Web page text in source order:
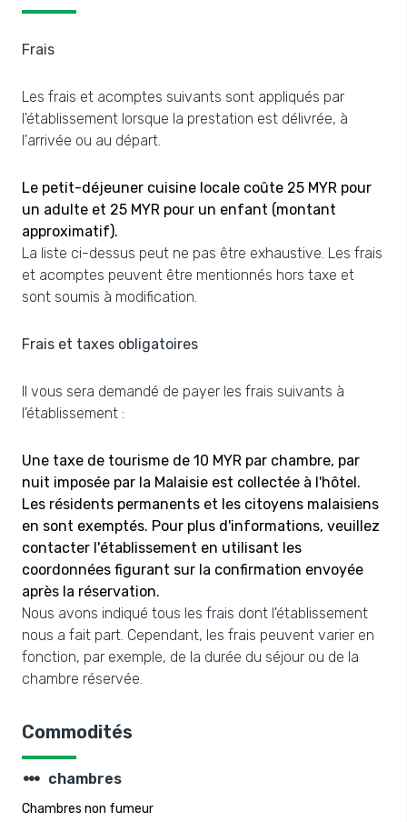
Frais
Les frais et acomptes suivants sont appliqués par
l'établissement lorsque la prestation est délivrée, à
l'arrivée ou au départ.
Le petit-déjeuner cuisine locale coûte 25 MYR pour
un adulte et 25 MYR pour un enfant (montant
approximatif).
La liste ci-dessus peut ne pas être exhaustive. Les frais
et acomptes peuvent être mentionnés hors taxe et
sont soumis à modification.
Frais et taxes obligatoires
Il vous sera demandé de payer les frais suivants à
l'établissement :
Une taxe de tourisme de 10 MYR par chambre, par
nuit imposée par la Malaisie est collectée à l'hôtel.
Les résidents permanents et les citoyens malaisiens
en sont exemptés. Pour plus d'informations, veuillez
contacter l'établissement en utilisant les
coordonnées figurant sur la confirmation envoyée
après la réservation.
Nous avons indiqué tous les frais dont l'établissement
nous a fait part. Cependant, les frais peuvent varier en
fonction, par exemple, de la durée du séjour ou de la
chambre réservée.
Commodités
steppers chambres
Chambres non fumeur